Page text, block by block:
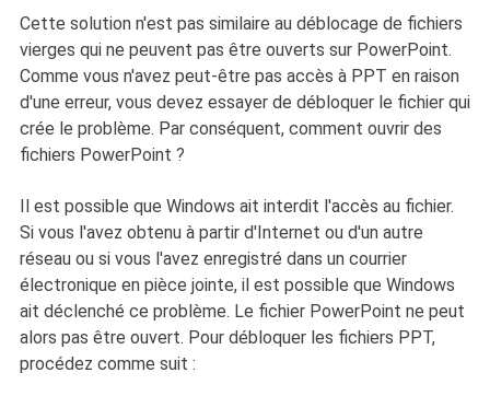
Cette solution n'est pas similaire au déblocage de fichiers
vierges qui ne peuvent pas être ouverts sur PowerPoint.
Comme vous n'avez peut-être pas accès à PPT en raison
d'une erreur, vous devez essayer de débloquer le fichier qui
crée le problème. Par conséquent, comment ouvrir des
fichiers PowerPoint ?
Il est possible que Windows ait interdit l'accès au fichier.
Si vous l'avez obtenu à partir d'Internet ou d'un autre
réseau ou si vous l'avez enregistré dans un courrier
électronique en pièce jointe, il est possible que Windows
ait déclenché ce problème. Le fichier PowerPoint ne peut
alors pas être ouvert. Pour débloquer les fichiers PPT,
procédez comme suit :